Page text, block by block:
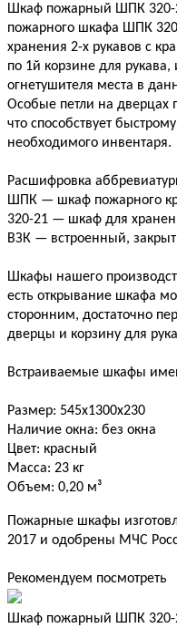
Шкаф пожарный ШПК 320-
пожарного шкафа ШПК
хранения 2-х рукавов с
по 1й корзине для рукава,
огнетушителя места в
Особые петли на дверцах
что способствует
необходимого инвентаря.
Расшифровка
ШПК — шкаф пожарного
320-21 — шкаф для
ВЗК — встроенный,
Шкафы нашего
есть открывание шкафа
сторонним, достаточно
дверцы и корзину для
Встраиваемые шкафы
Размер: 545х1300х230
Наличие окна: без окна
Цвет: красный
Масса: 23 кг
Объем: 0,20 м³
Пожарные шкафы
2017 и одобрены МЧС
Рекомендуем посмотреть
Шкаф пожарный ШПК 320-